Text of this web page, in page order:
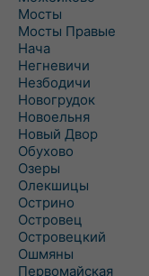
Мосты
Мосты Правые
Нача
Негневичи
Незбодичи
Новогрудок
Новоельня
Новый Двор
Обухово
Озеры
Олекшицы
Острино
Островец
Островецкий
Ошмяны
Первомайская